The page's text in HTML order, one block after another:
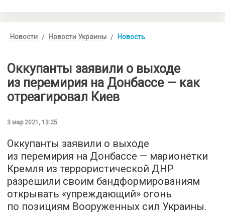
Новости Новости Украины Новость
Оккупанты заявили о выходе
из перемирия на Донбассе — как
отреагировал Киев
3 мар 2021, 13:25
Оккупанты заявили о выходе
из перемирия на Донбассе — марионетки
Кремля из террористической ДНР
разрешили своим бандформированиям
открывать «упреждающий» огонь
по позициям Вооруженных сил Украины.